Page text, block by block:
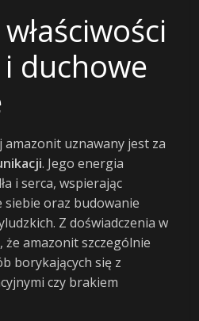
duchowe
uznawany jest za
. Jego energia
i serca, wspierając
oraz budowanie
Z doświadczenia w
że amazonit szczególnie
borykających się z
czy brakiem